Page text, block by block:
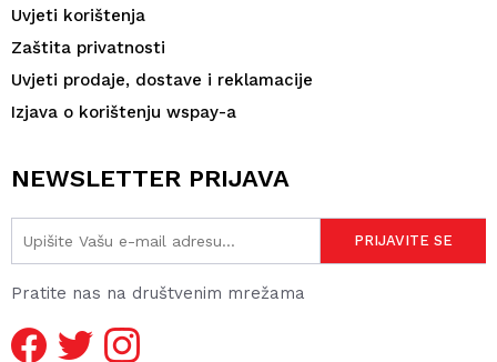
Uvjeti korištenja
Zaštita privatnosti
Uvjeti prodaje, dostave i reklamacije
Izjava o korištenju wspay-a
NEWSLETTER PRIJAVA
Pratite nas na društvenim mrežama